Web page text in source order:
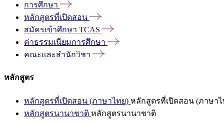
การศึกษา
หลักสูตรที่เปิดสอน
สมัครเข้าศึกษา TCAS
ค่าธรรมเนียมการศึกษา
คณะและสำนักวิชา
หลักสูตร
หลักสูตรที่เปิดสอน (ภาษาไทย) หลักสูตรที่เปิดสอน (ภาษาไ
หลักสูตรนานาชาติ หลักสูตรนานาชาติ